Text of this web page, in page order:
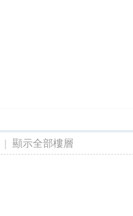
| 顯示全部樓層